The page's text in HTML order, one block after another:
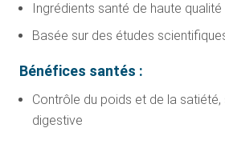
Ingrédients santé de haute
Basée sur des études
Bénéfices santés :
Contrôle du poids et de la
digestive